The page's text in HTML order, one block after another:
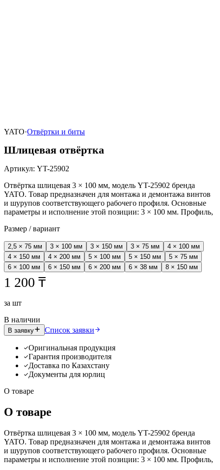
YATO·Отвёртки и биты
Шлицевая отвёртка
Артикул: YT-25902
Отвёртка шлицевая 3 × 100 мм, модель YT-25902 бренда
YATO. Товар предназначен для монтажа и демонтажа винтов
и шурупов соответствующего рабочего профиля. Основные
параметры и исполнение этой позиции: 3 × 100 мм. Профиль,
Размер / вариант
2,5 × 75 мм 3 × 100 мм 3 × 150 мм 3 × 75 мм
4 × 100 мм
4 × 150 мм
4 × 200 мм 5 × 100 мм 5 × 150 мм
5 × 75 мм
6 × 100 мм
6 × 150 мм 6 × 200 мм 6 × 38 мм 8 × 150 мм
1 200 ₸
за шт
В наличии
В заявку Список заявки
Оригинальная продукция
Гарантия производителя
Доставка по Казахстану
Документы для юрлиц
О товаре
О товаре
Отвёртка шлицевая 3 × 100 мм, модель YT-25902 бренда
YATO. Товар предназначен для монтажа и демонтажа винтов
и шурупов соответствующего рабочего профиля. Основные
параметры и исполнение этой позиции: 3 × 100 мм. Профиль,